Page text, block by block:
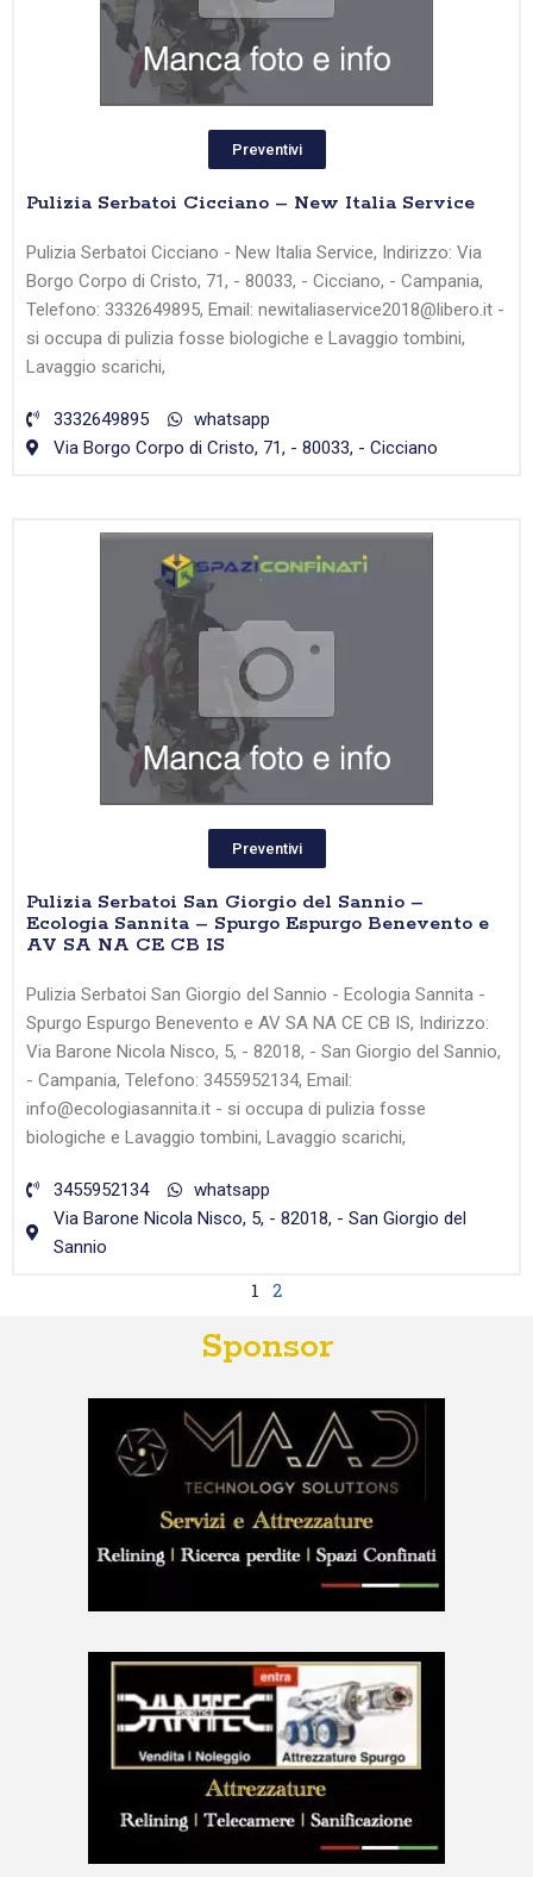
Preventivi
Pulizia Serbatoi Cicciano – New Italia Service
Pulizia Serbatoi Cicciano - New Italia Service, Indirizzo: Via
Borgo Corpo di Cristo, 71, - 80033, - Cicciano, - Campania,
Telefono: 3332649895, Email: newitaliaservice2018@libero.it -
si occupa di pulizia fosse biologiche e Lavaggio tombini,
Lavaggio scarichi,
3332649895
whatsapp
Via Borgo Corpo di Cristo, 71, - 80033, - Cicciano
Preventivi
Pulizia Serbatoi San Giorgio del Sannio –
Ecologia Sannita – Spurgo Espurgo Benevento e
AV SA NA CE CB IS
Pulizia Serbatoi San Giorgio del Sannio - Ecologia Sannita -
Spurgo Espurgo Benevento e AV SA NA CE CB IS, Indirizzo:
Via Barone Nicola Nisco, 5, - 82018, - San Giorgio del Sannio,
- Campania, Telefono: 3455952134, Email:
info@ecologiasannita.it - si occupa di pulizia fosse
biologiche e Lavaggio tombini, Lavaggio scarichi,
3455952134
whatsapp
Via Barone Nicola Nisco, 5, - 82018, - San Giorgio del
Sannio
1 2
Sponsor